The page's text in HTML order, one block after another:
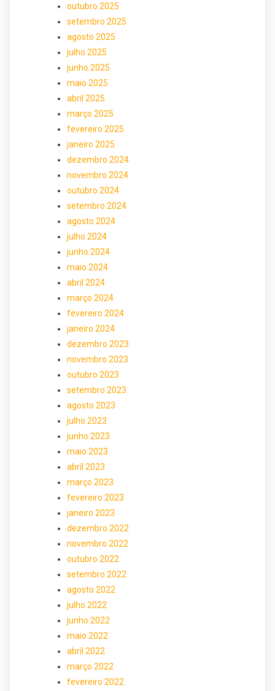
outubro 2025
setembro 2025
agosto 2025
julho 2025
junho 2025
maio 2025
abril 2025
março 2025
fevereiro 2025
janeiro 2025
dezembro 2024
novembro 2024
outubro 2024
setembro 2024
agosto 2024
julho 2024
junho 2024
maio 2024
abril 2024
março 2024
fevereiro 2024
janeiro 2024
dezembro 2023
novembro 2023
outubro 2023
setembro 2023
agosto 2023
julho 2023
junho 2023
maio 2023
abril 2023
março 2023
fevereiro 2023
janeiro 2023
dezembro 2022
novembro 2022
outubro 2022
setembro 2022
agosto 2022
julho 2022
junho 2022
maio 2022
abril 2022
março 2022
fevereiro 2022